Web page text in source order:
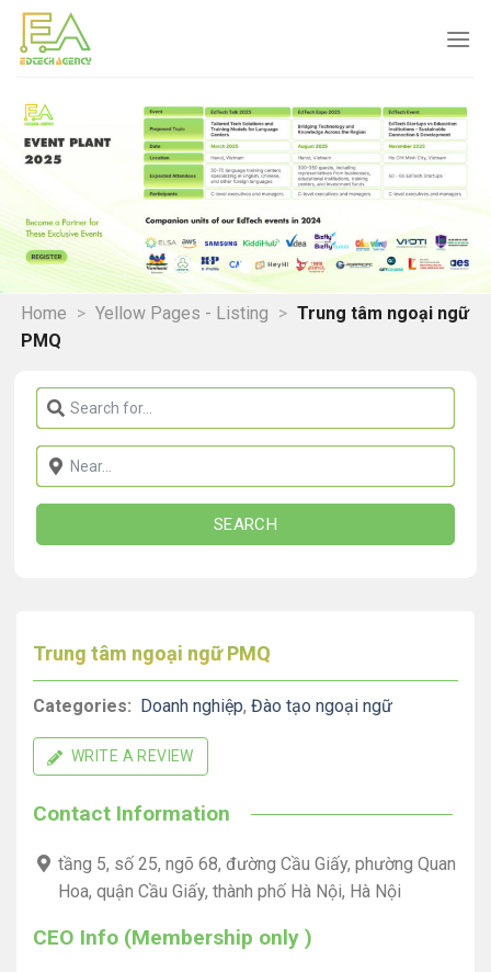
Skip
content
Home > Yellow Pages - Listing > Trung tâm ngoại ngữ
PMQ
SEARCH
Trung tâm ngoại ngữ PMQ
Categories: Doanh nghiệp, Đào tạo ngoại ngữ
WRITE A REVIEW
Contact Information
tầng 5, số 25, ngõ 68, đường Cầu Giấy, phường Quan
Hoa, quận Cầu Giấy, thành phố Hà Nội, Hà Nội
CEO Info (Membership only )